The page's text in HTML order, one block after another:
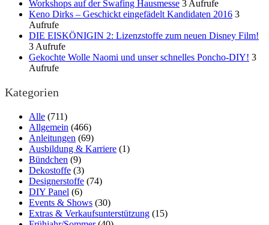
Workshops auf der Swafing Hausmesse 3 Aufrufe
Keno Dirks – Geschickt eingefädelt Kandidaten 2016 3
Aufrufe
DIE EISKÖNIGIN 2: Lizenzstoffe zum neuen Disney Film!
3 Aufrufe
Gekochte Wolle Naomi und unser schnelles Poncho-DIY! 3
Aufrufe
Kategorien
Alle (711)
Allgemein (466)
Anleitungen (69)
Ausbildung & Karriere (1)
Bündchen (9)
Dekostoffe (3)
Designerstoffe (74)
DIY Panel (6)
Events & Shows (30)
Extras & Verkaufsunterstützung (15)